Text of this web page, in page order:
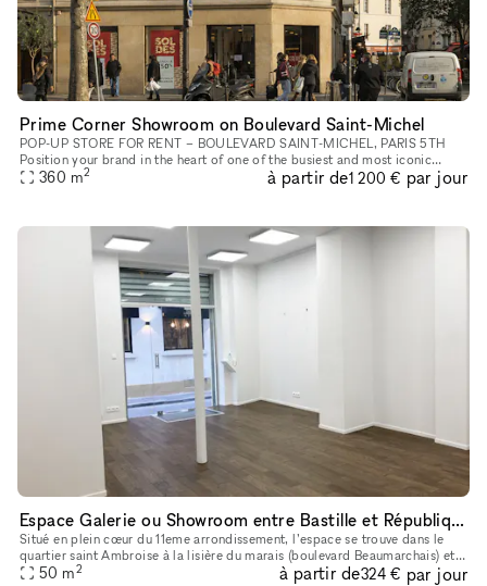
Prime Corner Showroom on Boulevard Saint-Michel
POP-UP STORE FOR RENT – BOULEVARD SAINT-MICHEL, PARIS 5TH
Position your brand in the heart of one of the busiest and most iconic
locations on Paris’s Left Bank. This retail space enjoys a prime loc
360 m2 à partir de1 200 € par jour
Espace Galerie ou Showroom entre Bastille et République
Situé en plein cœur du 11eme arrondissement, l’espace se trouve dans le
quartier saint Ambroise à la lisière du marais (boulevard Beaumarchais) et
du quartier Rue saint Maur (espace des lumières et s
50 m2 à partir de324 € par jour